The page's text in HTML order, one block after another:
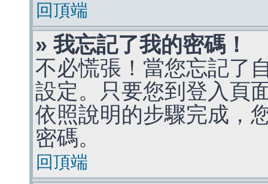
回頂端
» 我忘記了我的密碼！
不必慌張！當您忘記了
設定。只要您到登入頁
依照說明的步驟完成，
密碼。
回頂端